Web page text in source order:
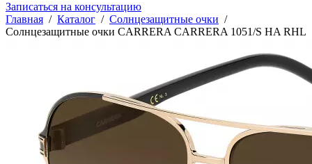
Записаться на консультацию
Главная / Каталог / Солнцезащитные очки /
Солнцезащитные очки CARRERA CARRERA 1051/S HA RHL